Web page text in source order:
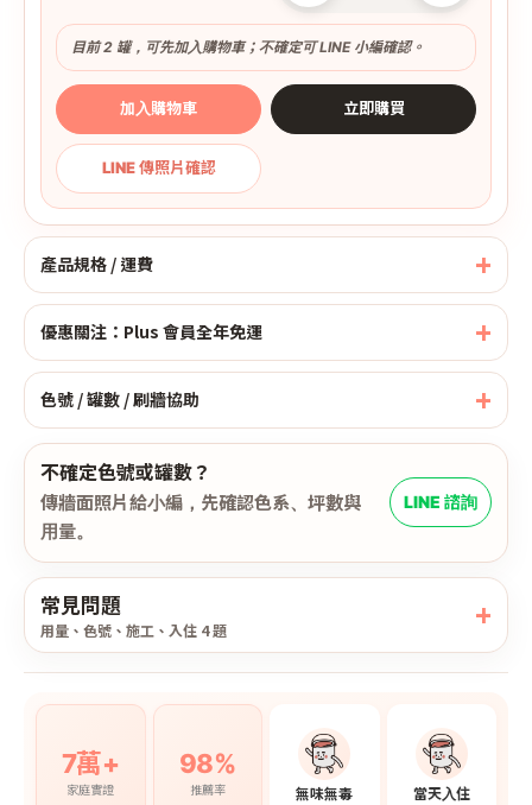
目前 2 罐，可先加入購物車；不確定可 LINE 小編確認。
加入購物車 立即購買
LINE 傳照片確認
產品規格 / 運費
優惠關注：Plus 會員全年免運
色號 / 罐數 / 刷牆協助
不確定色號或罐數？
傳牆面照片給小編，先確認色系、坪數與
用量。
LINE 諮詢
常見問題
用量、色號、施工、入住 4 題
7萬+
家庭實證
98%
推薦率 無味無毒 當天入住